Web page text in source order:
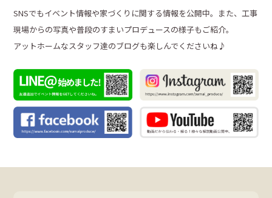
SNSでもイベント情報や家づくりに関する情報を公開中。また、工事
現場からの写真や普段のすまいプロデュースの様子もご紹介。
アットホームなスタッフ達のブログも楽しんでくださいね♪